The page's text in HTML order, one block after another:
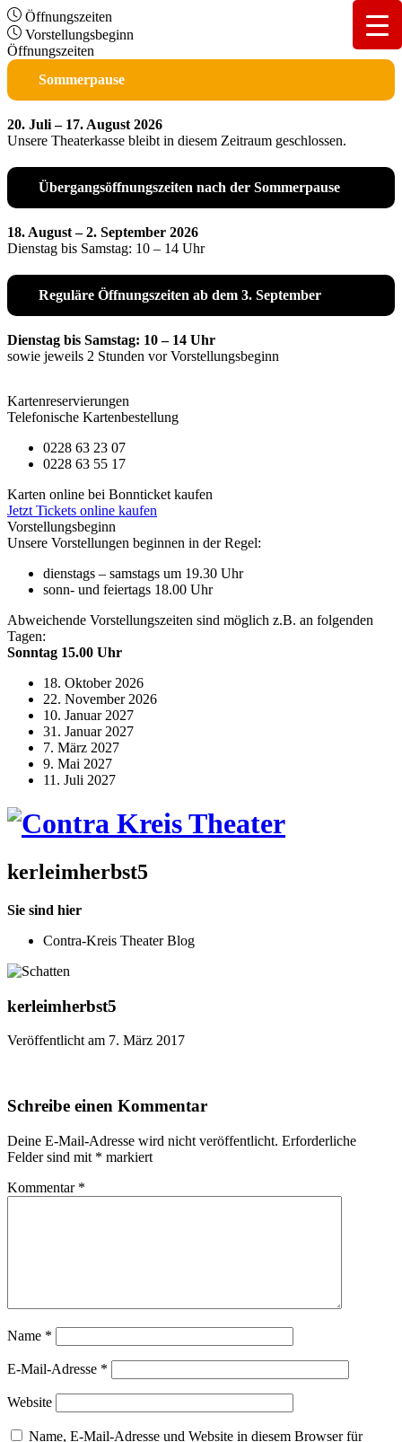
Öffnungszeiten
Vorstellungsbeginn
Öffnungszeiten
Sommerpause
20. Juli – 17. August 2026
Unsere Theaterkasse bleibt in diesem Zeitraum geschlossen.
Übergangsöffnungszeiten nach der Sommerpause
18. August – 2. September 2026
Dienstag bis Samstag: 10 – 14 Uhr
Reguläre Öffnungszeiten ab dem 3. September
Dienstag bis Samstag: 10 – 14 Uhr
sowie jeweils 2 Stunden vor Vorstellungsbeginn
Kartenreservierungen
Telefonische Kartenbestellung
0228 63 23 07
0228 63 55 17
Karten online bei Bonnticket kaufen
Jetzt Tickets online kaufen
Vorstellungsbeginn
Unsere Vorstellungen beginnen in der Regel:
dienstags – samstags um 19.30 Uhr
sonn- und feiertags 18.00 Uhr
Abweichende Vorstellungszeiten sind möglich z.B. an folgenden
Tagen:
Sonntag 15.00 Uhr
18. Oktober 2026
22. November 2026
10. Januar 2027
31. Januar 2027
7. März 2027
9. Mai 2027
11. Juli 2027
kerleimherbst5
Sie sind hier
Contra-Kreis Theater Blog
kerleimherbst5
Veröffentlicht am 7. März 2017
Schreibe einen Kommentar
Deine E-Mail-Adresse wird nicht veröffentlicht. Erforderliche
Felder sind mit * markiert
Kommentar *
Name *
E-Mail-Adresse *
Website
Name, E-Mail-Adresse und Website in diesem Browser für